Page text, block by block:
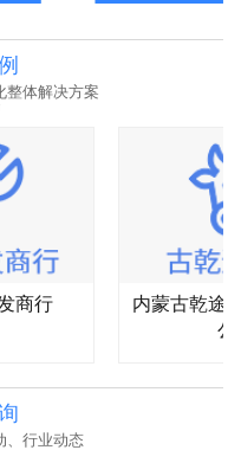
整体解决方案
商行
内蒙古乾途
公
、行业动态